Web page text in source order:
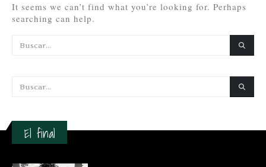
It seems we can’t find what you’re looking for. Perhaps
searching can help.
El final